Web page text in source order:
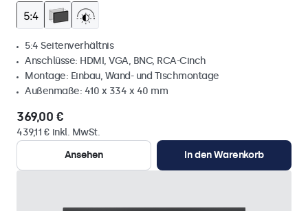
5:4 Seitenverhältnis
Anschlüsse: HDMI, VGA, BNC, RCA-Cinch
Montage: Einbau, Wand- und Tischmontage
Außenmaße: 410 x 334 x 40 mm
369,00 €
439,11 € inkl. MwSt.
Ansehen
In den Warenkorb